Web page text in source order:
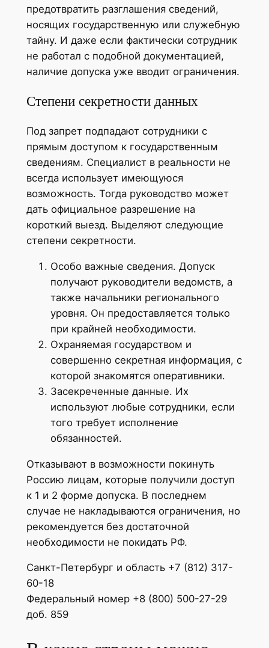
предотвратить разглашения сведений,
носящих государственную или служебную
тайну. И даже если фактически сотрудник
не работал с подобной документацией,
наличие допуска уже вводит ограничения.
Степени секретности данных
Под запрет подпадают сотрудники с
прямым доступом к государственным
сведениям. Специалист в реальности не
всегда использует имеющуюся
возможность. Тогда руководство может
дать официальное разрешение на
короткий выезд. Выделяют следующие
степени секретности.
Особо важные сведения. Допуск
получают руководители ведомств, а
также начальники регионального
уровня. Он предоставляется только
при крайней необходимости.
Охраняемая государством и
совершенно секретная информация, с
которой знакомятся оперативники.
Засекреченные данные. Их
используют любые сотрудники, если
того требует исполнение
обязанностей.
Отказывают в возможности покинуть
Россию лицам, которые получили доступ
к 1 и 2 форме допуска. В последнем
случае не накладываются ограничения, но
рекомендуется без достаточной
необходимости не покидать РФ.
Санкт-Петербург и область +7 (812) 317-
60-18
Федеральный номер +8 (800) 500-27-29
доб. 859